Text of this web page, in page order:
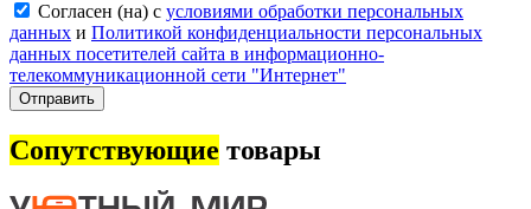
Согласен (на) с условиями обработки персональных
данных и Политикой конфиденциальности персональных
данных посетителей сайта в информационно-
телекоммуникационной сети "Интернет"
Отправить
Сопутствующие товары